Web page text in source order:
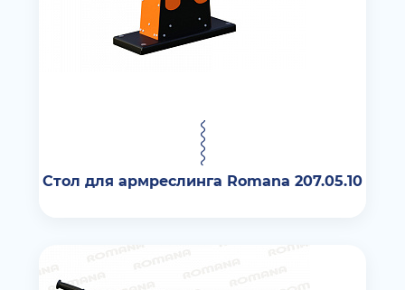
Стол для армреслинга Romana 207.05.10